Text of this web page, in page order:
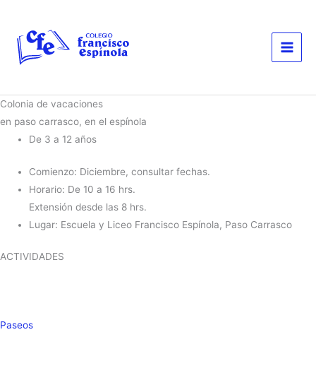
contenido
Colonia de vacaciones
en paso carrasco, en el espínola
De 3 a 12 años
Comienzo: Diciembre, consultar fechas.
Horario: De 10 a 16 hrs.
Extensión desde las 8 hrs.
Lugar: Escuela y Liceo Francisco Espínola, Paso Carrasco
ACTIVIDADES
Paseos